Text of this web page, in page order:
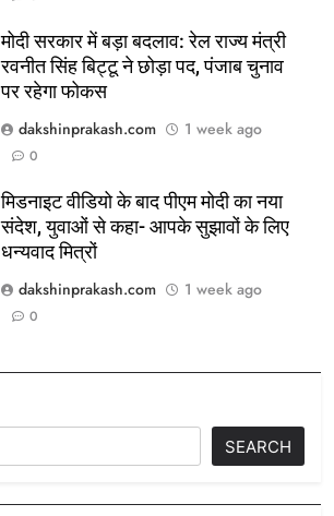
मोदी सरकार में बड़ा बदलाव: रेल राज्य मंत्री
रवनीत सिंह बिट्टू ने छोड़ा पद, पंजाब चुनाव
पर रहेगा फोकस
dakshinprakash.com
1 week ago
0
मिडनाइट वीडियो के बाद पीएम मोदी का नया
संदेश, युवाओं से कहा- आपके सुझावों के लिए
धन्यवाद मित्रों
dakshinprakash.com
1 week ago
0
SEARCH